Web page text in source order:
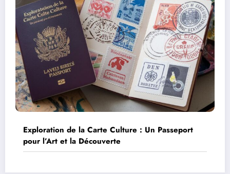
Exploration de la Carte Culture : Un Passeport
pour l’Art et la Découverte